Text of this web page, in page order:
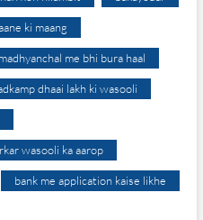
ki maang
me bhi bura haal
dhaai lakh ki wasooli
wasooli ka aarop
bank me application kaise likhe